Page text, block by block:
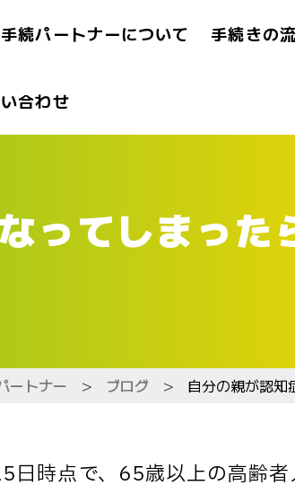
続パートナーについて 手続きの
合わせ
ってしまった
ートナー > ブログ > 自分の親が認知
時点で、65歳以上の高齢者